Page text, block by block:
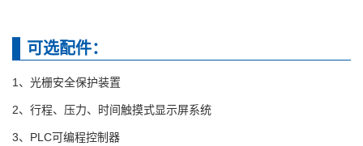
可选配件：
1、光栅安全保护装置
2、行程、压力、时间触摸式显示屏系统
3、PLC可编程控制器